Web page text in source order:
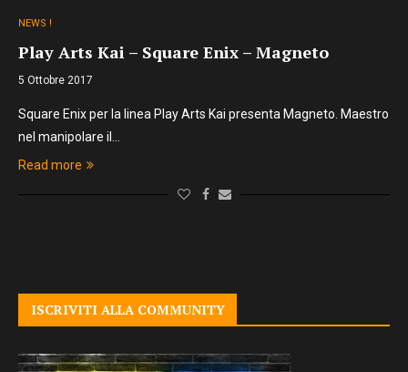
NEWS !
Play Arts Kai – Square Enix – Magneto
5 Ottobre 2017
Square Enix per la linea Play Arts Kai presenta Magneto. Maestro
nel manipolare il…
Read more
ISCRIVITI ALLA COMMUNITY